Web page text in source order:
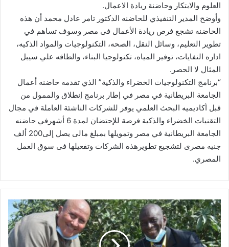
العلوم والابتكار وحاضنة ريادة الاعمال.
وأوضح المدير التنفيذي للحاضنه الدكتور تامر عادل محمد أن هذه
الحاضنه تشجع فرص ريادة الأعمال فى مصر وسوف تساهم في
تطوير التعليم، وسائل النقل، الصحه، التكنولوجيات والمواد الذكيه،
اداره النفايات، توفير المياه، تكنولوجيا البناء، والطاقه علي سيبل
المثال لا الحصر.
“برنامج التكنولوجيات الخضراء والذكية” الذي تقدمه حاضنه أعمال
الجامعة البريطانية في مصر في إطار برنامج إنطلاق والممول من
قبل أكاديميه البحث العلمي يوفر للشركات الناشئة العاملة في مجال
التقنيات الخضراء والذكية فرصة للإحتضان لمدة 6 أشهرفي حاضنه
الجامعة البريطانية في مصر وتمويلها بمبلغ مالى يصل إلى200 ألف
جنيه مصرى لتشجيع تطويرهذه الشركات وتفعيلها فى سوق العمل
المصري.
«التعاون
الدولي»
و«الزراعة»
و«الصندوق